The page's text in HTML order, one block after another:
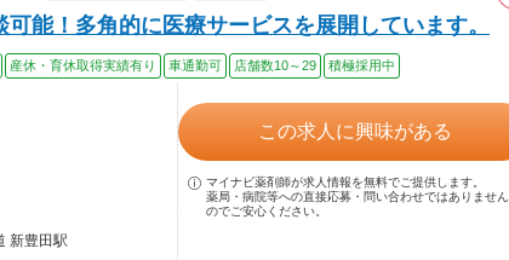
能！多角的に医療サービスを展開しています。
産休・育休取得実績有り 車通勤可 店舗数10～29 積極採用中
新豊田駅
この求人に興味がある
マイナビ薬剤師が求人情報を無料でご提供します。
薬局・病院等への直接応募・問い合わせではありません
のでご安心ください。